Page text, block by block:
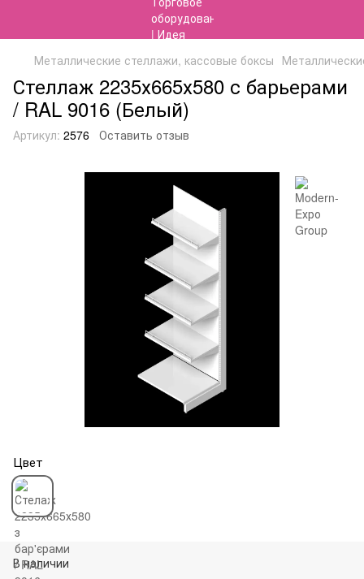
Металлические стеллажи, кассовые боксы
Стеллаж 2235х665х580 с барьерами
/ RAL 9016 (Белый)
Артикул: 2576 Оставить отзыв
Цвет
В наличии